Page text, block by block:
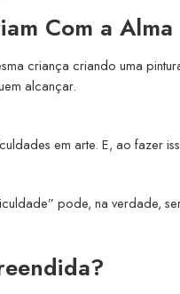
Com a Alma
criança criando uma
alcançar.
em arte. E, ao fazer
pode, na verdade,